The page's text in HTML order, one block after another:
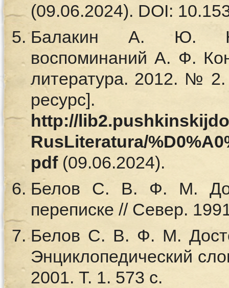
(09.06.2024). DOI:
Балакин А. Ю.
воспоминаний А. Ф.
литература. 2012. №
http://
RusLiteratura/
pdf(09.06.2024).
Белов С. В. Ф. М.
переписке // Север.
Белов С. В. Ф. М.
Энциклопедический
2001. Т. 1. 573 с.